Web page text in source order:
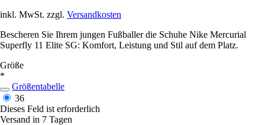
inkl. MwSt. zzgl. Versandkosten
Bescheren Sie Ihrem jungen Fußballer die Schuhe Nike Mercurial
Superfly 11 Elite SG: Komfort, Leistung und Stil auf dem Platz.
Größe
*
Größentabelle
36
Dieses Feld ist erforderlich
Versand in 7 Tagen